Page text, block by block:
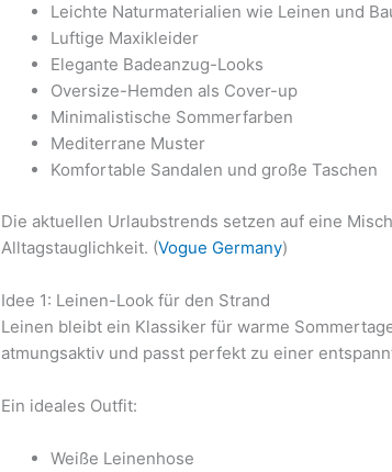
Leichte Naturmaterialien wie Leinen und
Luftige Maxikleider
Elegante Badeanzug-Looks
Oversize-Hemden als Cover-up
Minimalistische Sommerfarben
Mediterrane Muster
Komfortable Sandalen und große Taschen
Die aktuellen Urlaubstrends setzen auf eine
Alltagstauglichkeit. (Vogue Germany)
Idee 1: Leinen-Look für den Strand
Leinen bleibt ein Klassiker für warme
atmungsaktiv und passt perfekt zu einer
Ein ideales Outfit:
Weiße Leinenhose